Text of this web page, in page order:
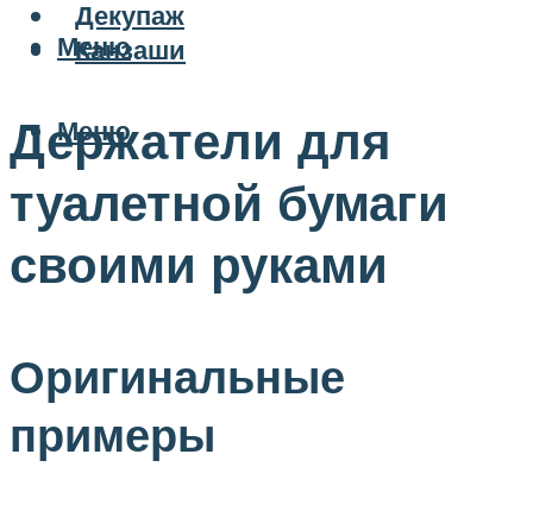
Декупаж
Канзаши
Меню
Меню
Держатели для
туалетной бумаги
своими руками
Оригинальные
примеры